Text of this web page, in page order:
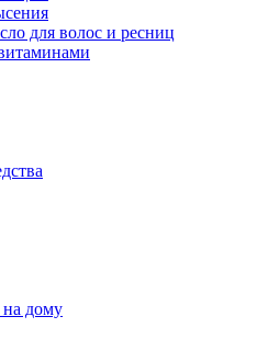
для волос и ресниц
дому